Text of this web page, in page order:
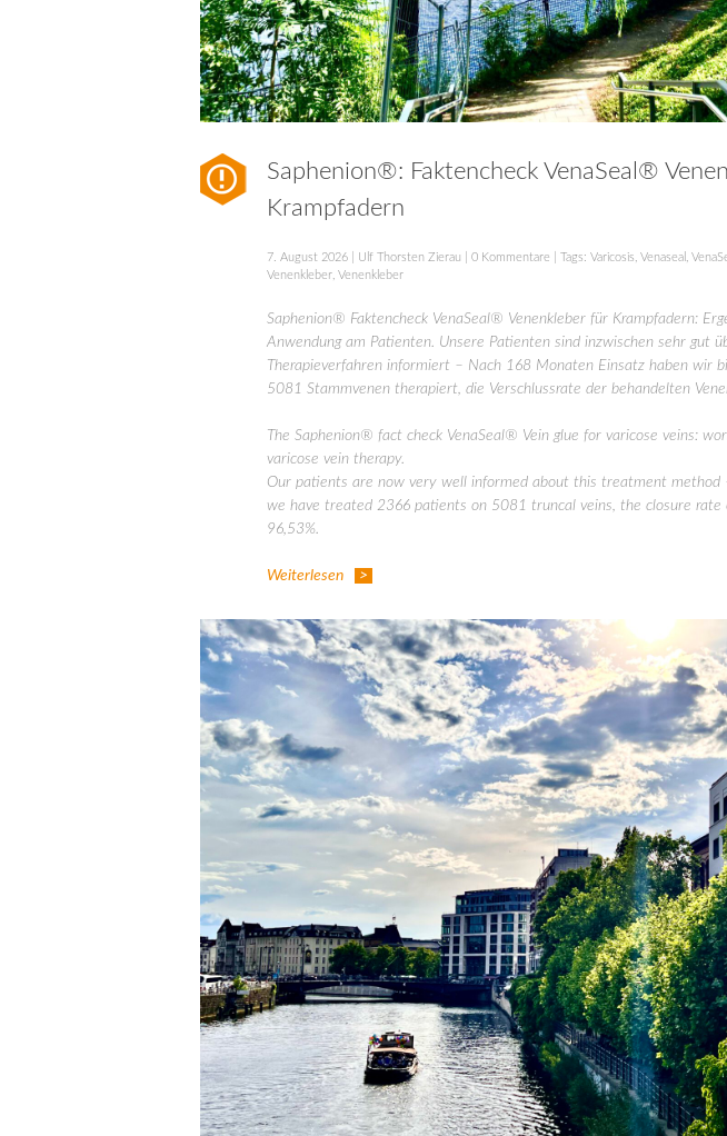
Saphenion®: Faktencheck VenaSeal®
Krampfadern
7. August 2026 Ulf Thorsten Zierau 0 Kommentare | Tags: Varicosis Venaseal
Venenkleber Venenkleber
Saphenion® Faktencheck VenaSeal® Venenkleber für Krampfadern:
Anwendung am Patienten. Unsere Patienten sind inzwischen sehr gut
Therapieverfahren informiert – Nach 168 Monaten Einsatz haben wir
5081 Stammvenen therapiert, die Verschlussrate der behandelten
The Saphenion® fact check VenaSeal® Vein glue for varicose veins:
varicose vein therapy.
Our patients are now very well informed about this treatment method
we have treated 2366 patients on 5081 truncal veins, the closure rate
96,53%.
Weiterlesen